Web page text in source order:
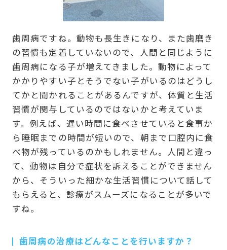
歯周病ですね。動物も長生きになり、また歯磨き
の習慣も定着していないので、人間と同じように
歯周病になる子が増えてきました。動物によって
かかりやすい子とそうでない子がいるのはどうし
てかと聞かれることがあるんですが、体質と生活
習慣が関与しているのではないかと考えていま
す。例えば、遅い時間に食べさせていると食事か
ら睡眠までの時間が短いので、朝まで口腔内に食
べ物が残っているのかもしれません。人間と違っ
て、動物は自分で症状を訴えることができません
から、そういった細かな生活習慣について話して
もらえると、診療がスムーズになることが多いで
すね。
歯周病の治療はどんなことを行いますか？